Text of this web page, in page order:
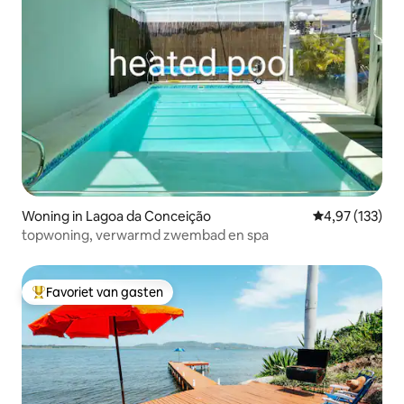
Woning in Lagoa da Conceição Gemiddelde
4,97 (133)
topwoning, verwarmd zwembad en spa
Topfavoriet van gasten
Favoriet van gasten